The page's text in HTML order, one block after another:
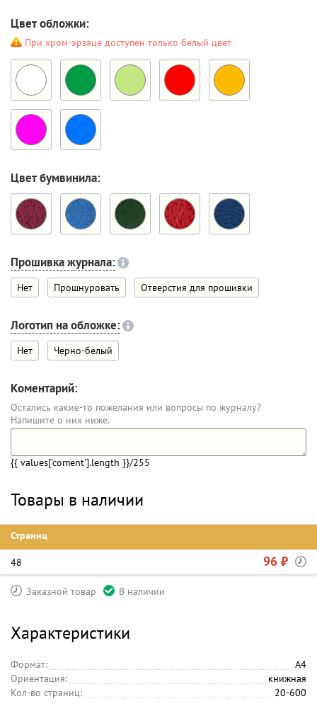
Цвет обложки:
При хром-эрзаце доступен только белый цвет
Цвет бумвинила:
Прошивка журнала:
Нет Прошнуровать Отверстия для прошивки
Логотип на обложке:
Нет Черно-белый
Коментарий:
Остались какие-то пожелания или вопросы по журналу?
Напишите о них ниже.
{{ values['coment'].length }}/255
Товары в наличии
Страниц
48 96 ₽
Заказной товар В наличии
Характеристики
Формат:
А4
Ориентация:
книжная
Кол-во страниц:
20-600